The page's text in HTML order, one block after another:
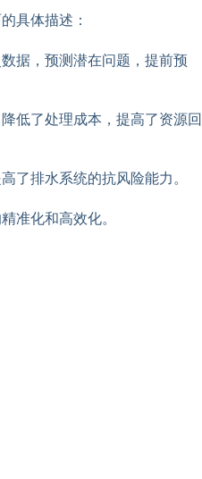
具体描述：
据，预测潜在问题，提前预
低了处理成本，提高了资源回
了排水系统的抗风险能力。
准化和高效化。